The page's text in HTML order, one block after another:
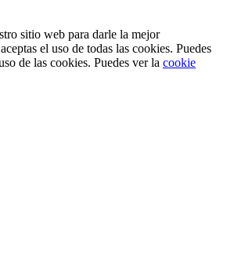
sitio web para darle la mejor
el uso de todas las cookies. Puedes
de las cookies. Puedes ver la cookie